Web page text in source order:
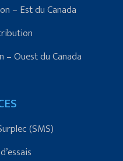
– Est du Canada
– Ouest du Canada
(SMS)